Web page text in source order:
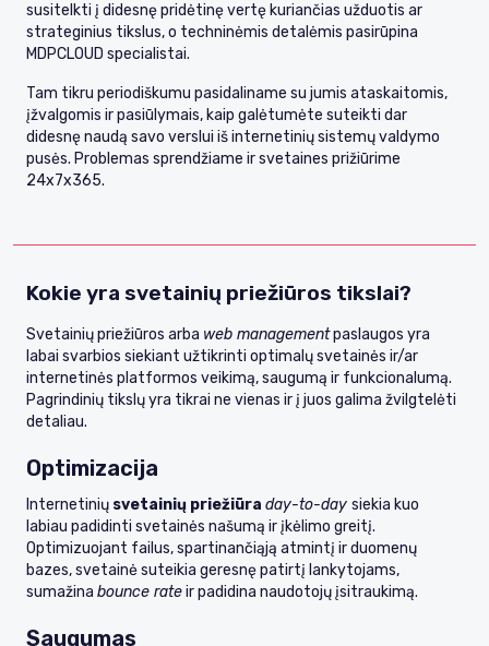
susitelkti į didesnę pridėtinę vertę kuriančias užduotis ar
strateginius tikslus, o techninėmis detalėmis pasirūpina
MDPCLOUD specialistai.
Tam tikru periodiškumu pasidaliname su jumis ataskaitomis,
įžvalgomis ir pasiūlymais, kaip galėtumėte suteikti dar
didesnę naudą savo verslui iš internetinių sistemų valdymo
pusės. Problemas sprendžiame ir svetaines prižiūrime
24x7x365.
Kokie yra svetainių priežiūros tikslai?
Svetainių priežiūros arba web managementpaslaugos yra
labai svarbios siekiant užtikrinti optimalų svetainės ir/ar
internetinės platformos veikimą, saugumą ir funkcionalumą.
Pagrindinių tikslų yra tikrai ne vienas ir į juos galima žvilgtelėti
detaliau.
Optimizacija
Internetinių svetainių priežiūra day-to-day siekia kuo
labiau padidinti svetainės našumą ir įkėlimo greitį.
Optimizuojant failus, spartinančiąją atmintį ir duomenų
bazes, svetainė suteikia geresnę patirtį lankytojams,
sumažina bounce rateir padidina naudotojų įsitraukimą.
Saugumas